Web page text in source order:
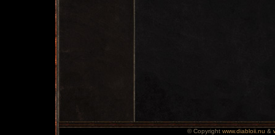
© Copyright www.diabloii.nu &